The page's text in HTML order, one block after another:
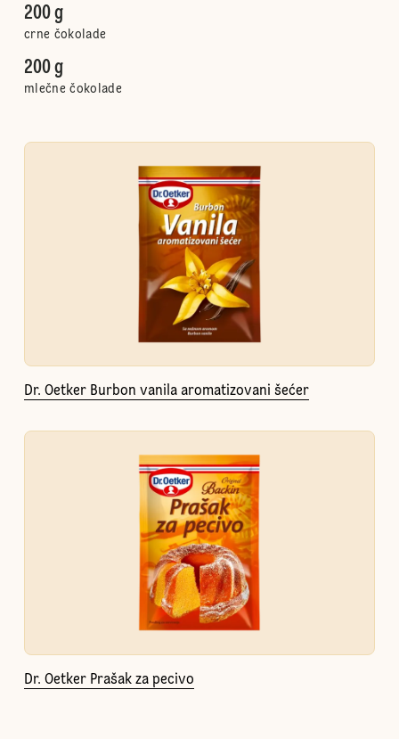
200 g
crne čokolade
200 g
mlečne čokolade
Dr. Oetker Burbon vanila aromatizovani šećer
Dr. Oetker Prašak za pecivo